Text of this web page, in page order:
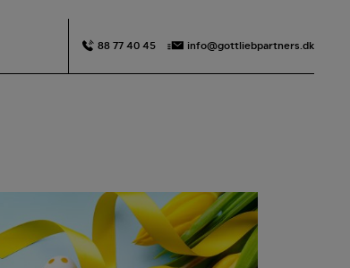
88 77 40 45 info@gottliebpartners.dk